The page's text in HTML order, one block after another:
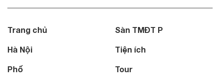
Trang chủ
Hà Nội
Phố
Sàn TMĐT P
Tiện ích
Tour